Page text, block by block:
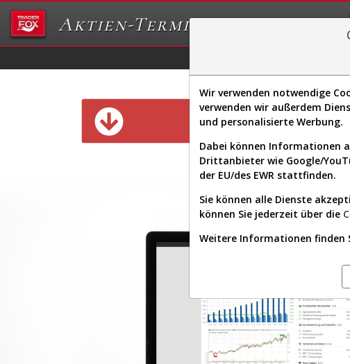
Aktien-Terminal
Diese
Wir verwenden notwendige
verwenden wir außerdem
und personalisierte Werbung.
Dabei können Informationen
Drittanbieter wie Google/
der EU/des EWR stattfinden.
Sie können alle Dienste
können Sie jederzeit über die
Weitere Informationen finden